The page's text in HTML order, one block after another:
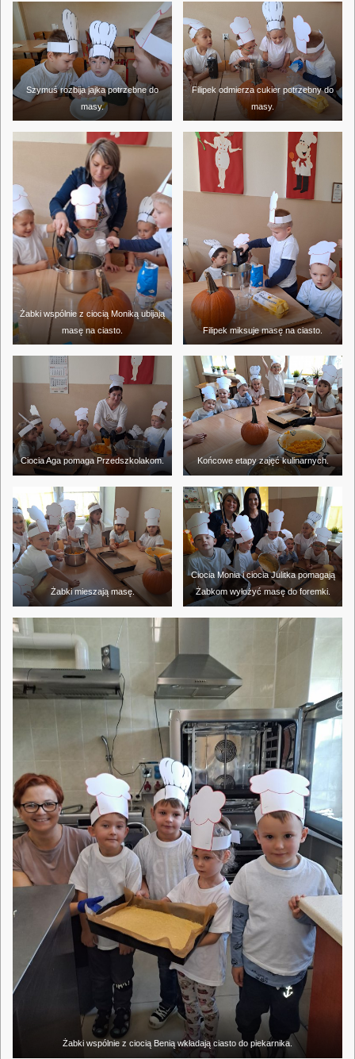
Szymuś rozbija jajka potrzebne do
masy.
Filipek odmierza cukier potrzebny do
masy.
Żabki wspólnie z ciocią Moniką ubijają
masę na ciasto.
Filipek miksuje masę na ciasto.
Ciocia Aga pomaga Przedszkolakom. Końcowe etapy zajęć kulinarnych.
Żabki mieszają masę.
Ciocia Monia i ciocia Julitka pomagają
Żabkom wyłożyć masę do foremki.
Żabki wspólnie z ciocią Benią wkładają ciasto do piekarnika.